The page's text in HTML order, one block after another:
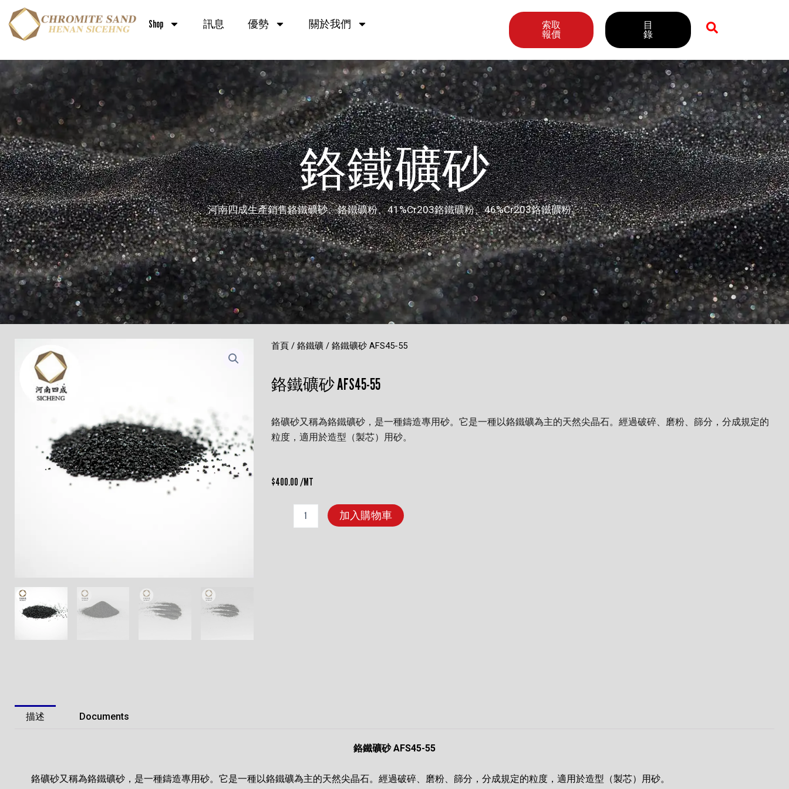
content
Shop 訊息 優勢 關於我們
索取
報價
目
錄
鉻鐵礦砂
河南四成生產銷售鉻鐵礦砂、鉻鐵礦粉、41%Cr203鉻鐵礦粉、46%Cr203鉻鐵礦粉。
首頁/ 鉻鐵礦/ 鉻鐵礦砂 AFS45-55
鉻鐵礦砂 AFS45-55
鉻礦砂又稱為鉻鐵礦砂，是一種鑄造專用砂。它是一種以鉻鐵礦為主的天然尖晶石。經過破碎、磨粉、篩分，分成規定的
粒度，適用於造型（製芯）用砂。
$400.00/MT
加入購物車
描述 Documents
鉻鐵礦砂 AFS45-55
鉻礦砂又稱為鉻鐵礦砂，是一種鑄造專用砂。它是一種以鉻鐵礦為主的天然尖晶石。經過破碎、磨粉、篩分，分成規定的粒度，適用於造型（製芯）用砂。